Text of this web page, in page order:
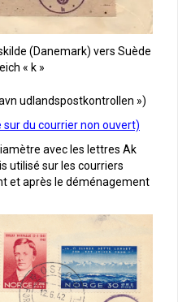
(Danemark) vers Suède
« k »
udlandspostkontrollen »)
du courrier non ouvert)
avec les lettres Ak
utilisé sur les courriers
et après le déménagement